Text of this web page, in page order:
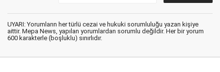
UYARI: Yorumların her türlü cezai ve hukuki sorumluluğu yazan kişiye
aittir. Mepa News, yapılan yorumlardan sorumlu değildir. Her bir yorum
600 karakterle (boşluklu) sınırlıdır.